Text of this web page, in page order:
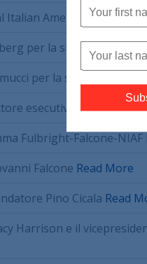
Italian American
per la sua conferma
per la sua nomina a
esecutivo della NIAF
Fulbright-Falcone-NIAF
Falcone Read More
Pino Cicala Read
Harrison e il